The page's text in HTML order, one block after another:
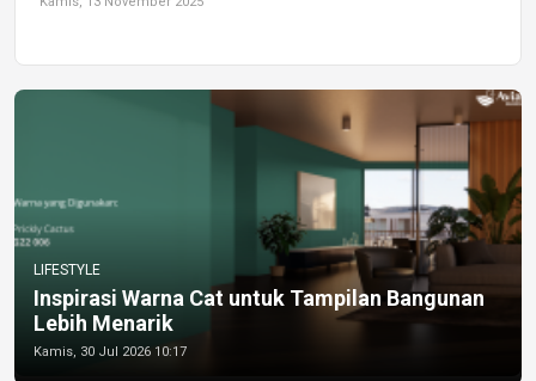
LIFESTYLE
Inspirasi Warna Cat untuk Tampilan Bangunan
Lebih Menarik
Kamis, 30 Jul 2026 10:17